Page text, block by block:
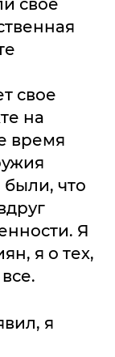
свое
на
время
что
Я
я о тех,
я